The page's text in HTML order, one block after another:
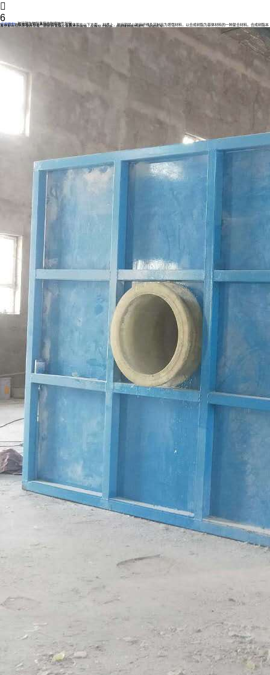

6
应用案例 玻璃钢生物除臭箱的耐腐蚀性如何
玻璃钢生物除臭箱具有出色的耐腐蚀性，主要体现在以下方面。 材质上，玻璃钢是以玻璃纤维及其制品为增强材料，以合成树脂为基体材料的一种复合材料。合成树脂本
身就有较好的化学稳定性，能抵抗多种化学物质的侵蚀。在除臭过程中，会接触到各类废气，其中不乏